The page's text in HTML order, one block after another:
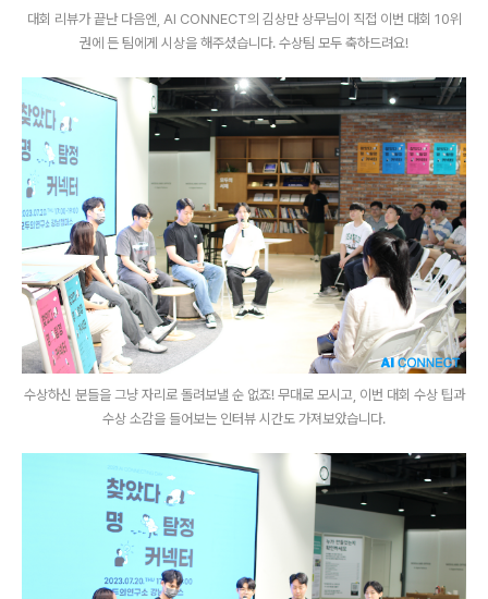
대회 리뷰가 끝난 다음엔, AI CONNECT의 김상만 상무님이 직접 이번 대회 10위
권에 든 팀에게 시상을 해주셨습니다. 수상팀 모두 축하드려요!
수상하신 분들을 그냥 자리로 돌려보낼 순 없죠! 무대로 모시고, 이번 대회 수상 팁과
수상 소감을 들어보는 인터뷰 시간도 가져보았습니다.